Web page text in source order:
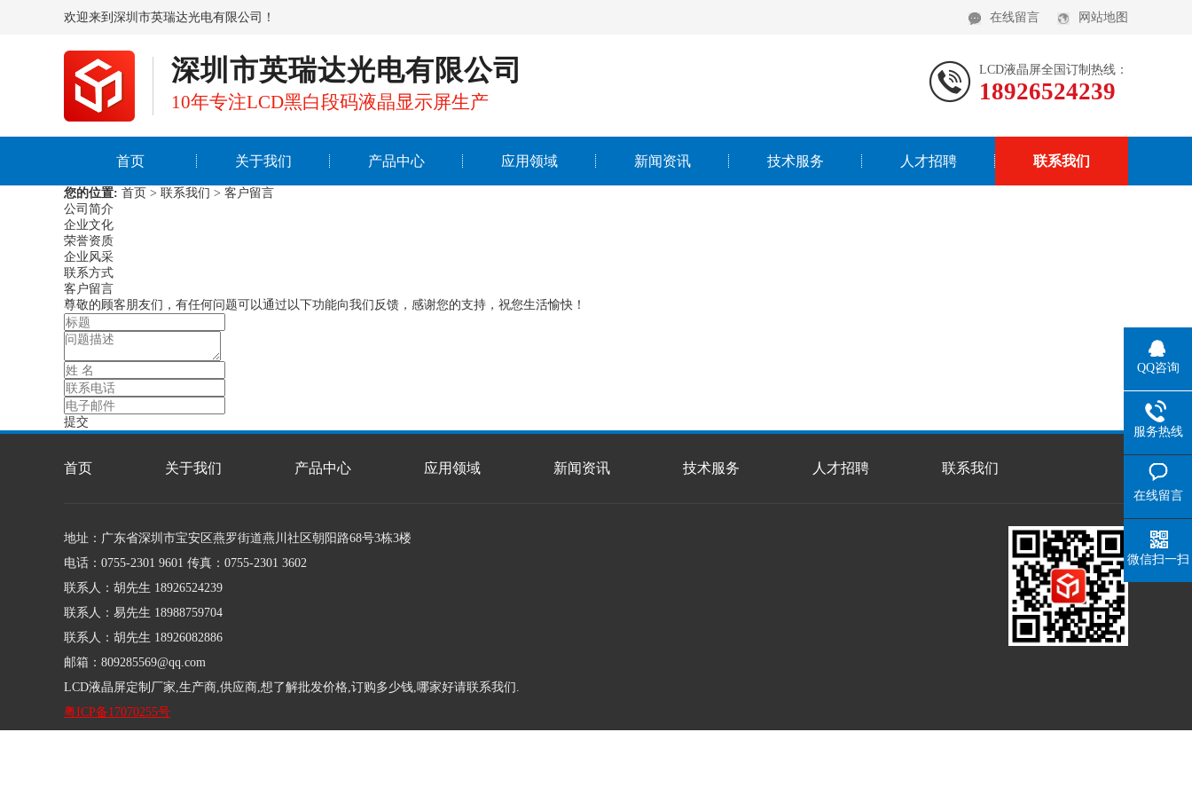
欢迎来到深圳市英瑞达光电有限公司！ 在线留言 网站地图
深圳市英瑞达光电有限公司
10年专注LCD黑白段码液晶显示屏生产
LCD液晶屏全国订制热线：
18926524239
首页 关于我们 产品中心 应用领域 新闻资讯 技术服务 人才招聘 联系我们
您的位置: 首页 > 联系我们 > 客户留言
公司简介
企业文化
荣誉资质
企业风采
联系方式
客户留言
尊敬的顾客朋友们，有任何问题可以通过以下功能向我们反馈，感谢您的支持，祝您生活愉快！
提交
首页 关于我们 产品中心 应用领域 新闻资讯 技术服务 人才招聘 联系我们
地址：广东省深圳市宝安区燕罗街道燕川社区朝阳路68号3栋3楼
电话：0755-2301 9601 传真：0755-2301 3602
联系人：胡先生 18926524239
联系人：易先生 18988759704
联系人：胡先生 18926082886
邮箱：809285569@qq.com
LCD液晶屏定制厂家,生产商,供应商,想了解批发价格,订购多少钱,哪家好请联系我们.
粤ICP备17070255号
QQ咨询
服务热线
在线留言
微信扫一扫